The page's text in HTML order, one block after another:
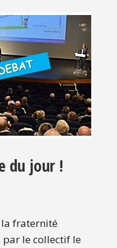
du jour !
la fraternité
par le collectif le